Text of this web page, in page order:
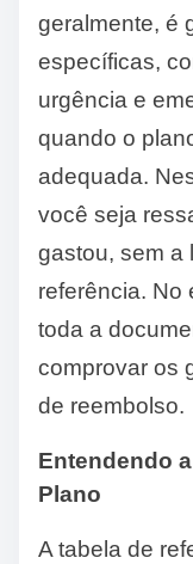
geralmente, é
específicas,
urgência e
quando o
adequada.
você seja
gastou, sem a
referência. No
toda a
comprovar os
de reembolso.
Entendendo
Plano
A tabela de